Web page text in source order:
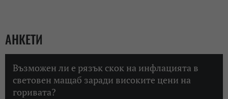
АНКЕТИ
Възможен ли е рязък скок на инфлацията в
световен мащаб заради високите цени на
горивата?